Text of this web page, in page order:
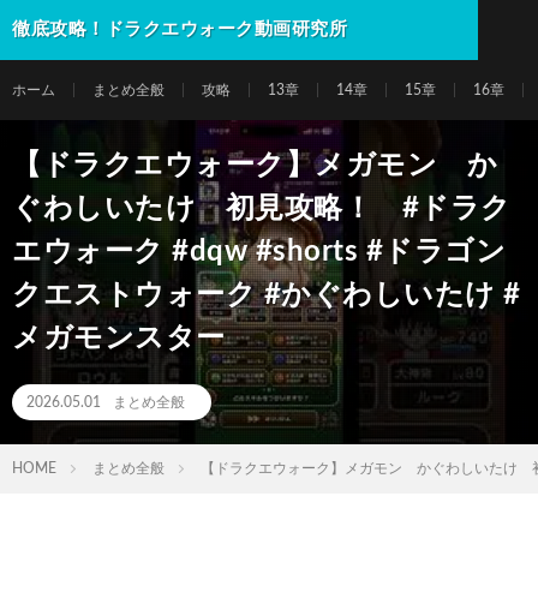
徹底攻略！ドラクエウォーク動画研究所
ホーム まとめ全般 攻略 13章 14章 15章 16章
【ドラクエウォーク】メガモン か
ぐわしいたけ 初見攻略！ #ドラク
エウォーク #dqw #shorts #ドラゴン
クエストウォーク #かぐわしいたけ #
メガモンスター
2026.05.01 まとめ全般
HOME まとめ全般 【ドラクエウォーク】メガモン かぐわしいたけ